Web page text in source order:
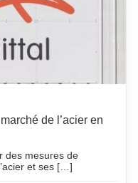
de l’acier en
des mesures de
et ses […]